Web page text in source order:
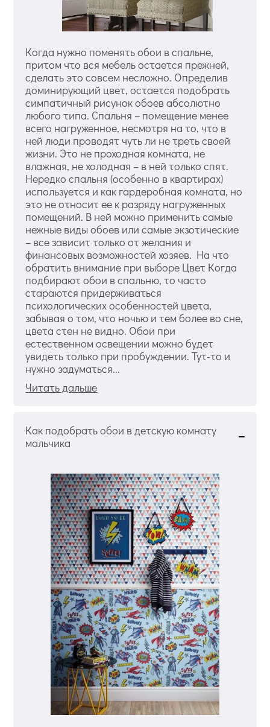
Когда нужно поменять обои в спальне,
притом что вся мебель остается прежней,
сделать это совсем несложно. Определив
доминирующий цвет, остается подобрать
симпатичный рисунок обоев абсолютно
любого типа. Спальня – помещение менее
всего нагруженное, несмотря на то, что в
ней люди проводят чуть ли не треть своей
жизни. Это не проходная комната, не
влажная, не холодная – в ней только спят.
Нередко спальня (особенно в квартирах)
используется и как гардеробная комната, но
это не относит ее к разряду нагруженных
помещений. В ней можно применить самые
нежные виды обоев или самые экзотические
– все зависит только от желания и
финансовых возможностей хозяев. На что
обратить внимание при выборе Цвет Когда
подбирают обои в спальню, то часто
стараются придерживаться
психологических особенностей цвета,
забывая о том, что ночью и тем более во сне,
цвета стен не видно. Обои при
естественном освещении можно будет
увидеть только при пробуждении. Тут-то и
нужно задуматься...
Читать дальше
Как подобрать обои в детскую комнату
мальчика